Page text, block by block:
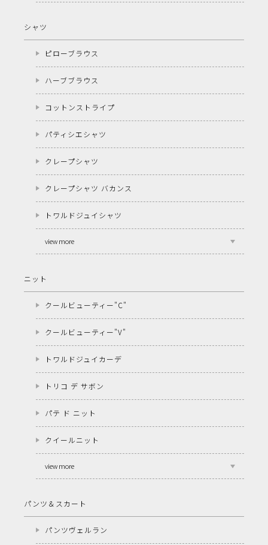
シャツ
ピローブラウス
ハーブブラウス
コットンストライプ
パティシエシャツ
クレープシャツ
クレープシャツ バカンス
トワルドジュイシャツ
view more
ニット
クールビューティー"C"
クールビューティー"V"
トワルドジュイカーデ
トリコ デ サボン
パテ ド ニット
クイールニット
view more
パンツ＆スカート
パンツヴェルラン